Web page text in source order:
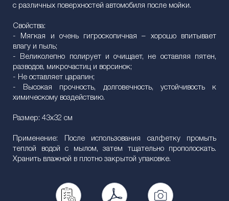
с различных поверхностей автомобиля после мойки.
Свойства:
- Мягкая и очень гигроскопичная – хорошо впитывает
влагу и пыль;
- Великолепно полирует и очищает, не оставляя пятен,
разводов, микрочастиц и ворсинок;
- Не оставляет царапин;
- Высокая прочность, долговечность, устойчивость к
химическому воздействию.
Размер: 43x32 см
Применение: После использования салфетку промыть
теплой водой с мылом, затем тщательно прополоскать.
Хранить влажной в плотно закрытой упаковке.